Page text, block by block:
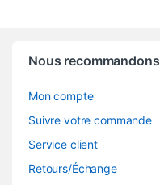
Nous recommandons
Mon compte
Suivre votre commande
Service client
Retours/Échange